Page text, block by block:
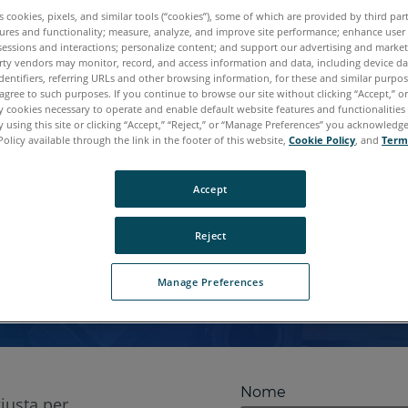
RICHIEDI UNA
che consente di risparmiare tempo con una
alle tue esigenze.
Nome
cookies, pixels, and similar tools (“cookies”), some of which are provided by third
and functionality; measure, analyze, and improve site performance; enhance user
and interactions; personalize content; and support our advertising and
vendors may monitor, record, and access information and data, including device
referring URLs and other browsing information, for these and similar
to such purposes. If you continue to browse our site without clicking “Accept,”
cookies necessary to operate and enable default website features and
using this site or clicking “Accept,” “Reject,” or “Manage Preferences” you
available through the link in the footer of this website, Cookie Policy, and
Manage Preferences
Reject
Accept